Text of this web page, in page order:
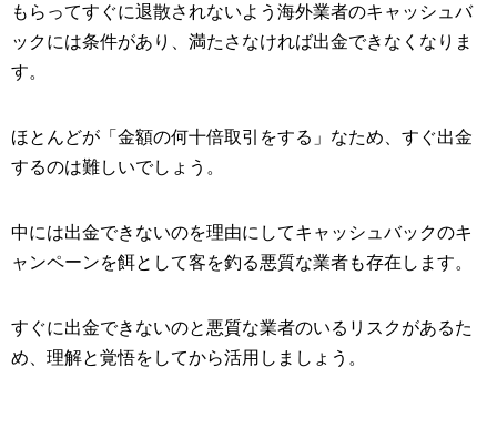
もらってすぐに退散されないよう海外業者のキャッシュバ
ックには条件があり、満たさなければ出金できなくなりま
す。
ほとんどが「金額の何十倍取引をする」なため、すぐ出金
するのは難しいでしょう。
中には出金できないのを理由にしてキャッシュバックのキ
ャンペーンを餌として客を釣る悪質な業者も存在します。
すぐに出金できないのと悪質な業者のいるリスクがあるた
め、理解と覚悟をしてから活用しましょう。